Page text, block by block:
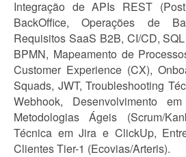
Integração de APIs REST
BackOffice, Operações de
Requisitos SaaS B2B, CI/CD,
BPMN, Mapeamento de
Customer Experience (CX),
Squads, JWT, Troubleshooting
Webhook, Desenvolvimento
Metodologias Ágeis (Scrum/
Técnica em Jira e ClickUp,
Clientes Tier-1 (Ecovias/Arteris).